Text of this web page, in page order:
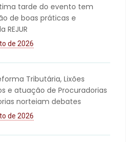
tarde do evento tem
de boas práticas e
REJUR
de 2026
Tributária, Lixões
e atuação de Procuradorias
norteiam debates
de 2026